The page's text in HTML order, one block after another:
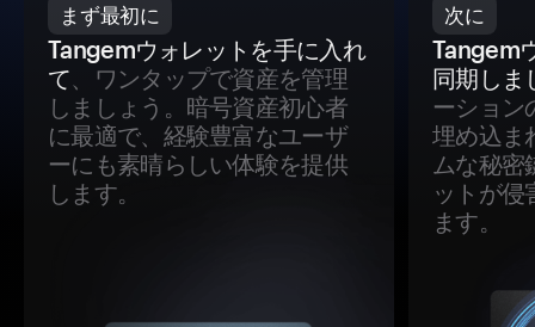
まず最初に
Tangemウォレットを手に入れ
て、ワンタップで資産を管理
しましょう。暗号資産初心者
に最適で、経験豊富なユーザ
ーにも素晴らしい体験を提供
します。
次に
Tangem
同期しま
ーション
埋め込ま
ムな秘密
ットが侵
ます。